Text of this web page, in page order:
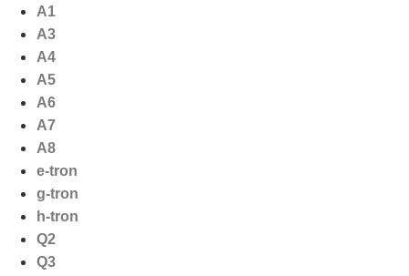
naar
inhoud
A1
A3
A4
A5
A6
A7
A8
e-tron
g-tron
h-tron
Q2
Q3